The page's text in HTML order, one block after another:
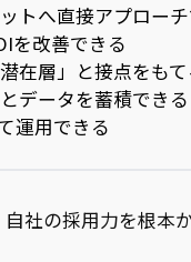
トへ直接アプロー
を改善できる
在層」と接点をも
データを蓄積できる
運用できる
社の採用力を根本